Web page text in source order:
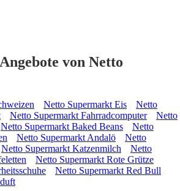
von Netto
Netto Supermarkt Eis
Netto
Netto Supermarkt Fahrradcomputer
Netto
Netto Supermarkt Baked Beans
Netto
Netto Supermarkt Andalö
Netto
Netto Supermarkt Katzenmilch
Netto
Netto Supermarkt Rote Grütze
Netto Supermarkt Red Bull